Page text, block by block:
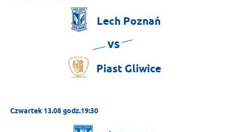
Lech Poznań
vs
Piast Gliwice
Czwartek 13.08 godz.19:30